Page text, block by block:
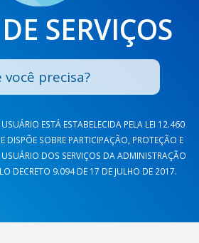
SERVIÇOS
ESTÁ ESTABELECIDA PELA LEI 12.460
DISPÕE SOBRE PARTICIPAÇÃO, PROTEÇÃO E
DOS SERVIÇOS DA ADMINISTRAÇÃO
DECRETO 9.094 DE 17 DE JULHO DE 2017.